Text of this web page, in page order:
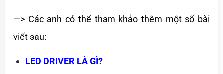
—> Các anh có thể tham khảo thêm một số bài
viết sau:
LED DRIVER LÀ GÌ?